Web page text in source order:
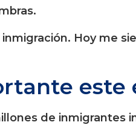
Hoy me
este
de inmigrantes